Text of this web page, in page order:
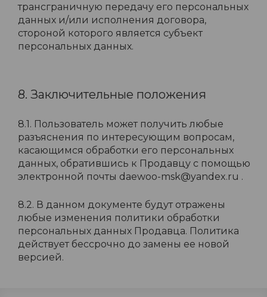
трансграничную передачу его персональных
данных и/или исполнения договора,
стороной которого является субъект
персональных данных.
8. Заключительные положения
8.1. Пользователь может получить любые
разъяснения по интересующим вопросам,
касающимся обработки его персональных
данных, обратившись к Продавцу с помощью
электронной почты daewoo-msk@yandex.ru .
8.2. В данном документе будут отражены
любые изменения политики обработки
персональных данных Продавца. Политика
действует бессрочно до замены ее новой
версией.